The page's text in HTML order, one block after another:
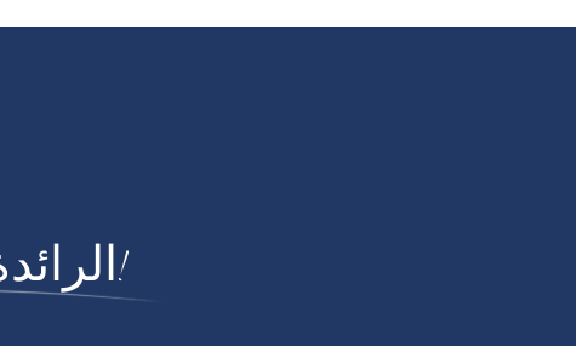
الرائدة في مجال تصنيع الأثاث التجاري!